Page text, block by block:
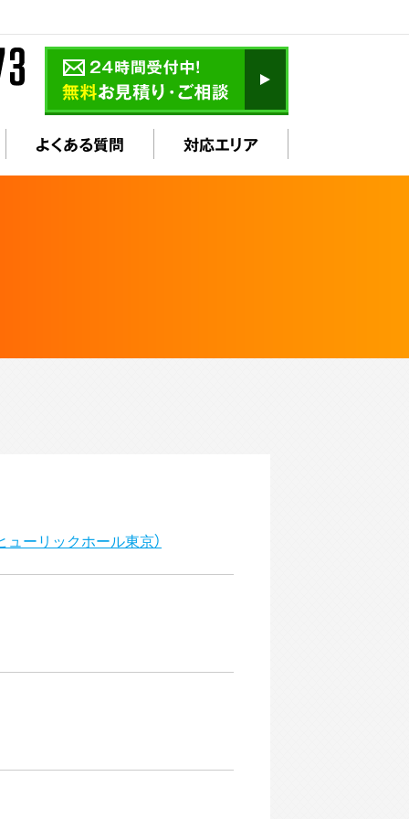
よくある質問 対応エリア
ーリックホール東京）